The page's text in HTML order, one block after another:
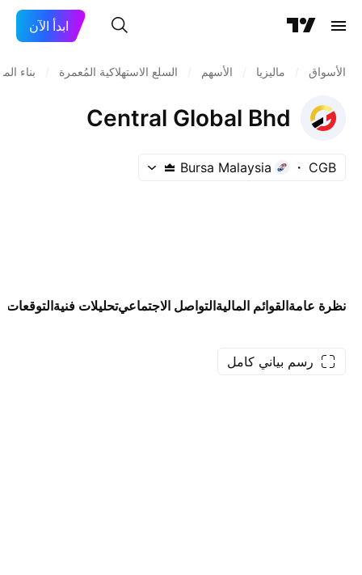
ابدأ الآن
الأسواق ماليزيا الأسهم السلع الاستهلاكية المُعمرة بناء
Central Global Bhd
CGB
Bursa Malaysia
نظرة عامةالقوائم الماليةالتواصل الاجتماعيتحليلات فنيةالتوقعات
رسم بياني كامل